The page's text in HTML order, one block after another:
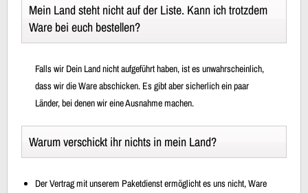
Mein Land steht nicht auf der Liste. Kann ich trotzdem
Ware bei euch bestellen?
Falls wir Dein Land nicht aufgeführt haben, ist es unwahrscheinlich,
dass wir die Ware abschicken. Es gibt aber sicherlich ein paar
Länder, bei denen wir eine Ausnahme machen.
Warum verschickt ihr nichts in mein Land?
Der Vertrag mit unserem Paketdienst ermöglicht es uns nicht, Ware